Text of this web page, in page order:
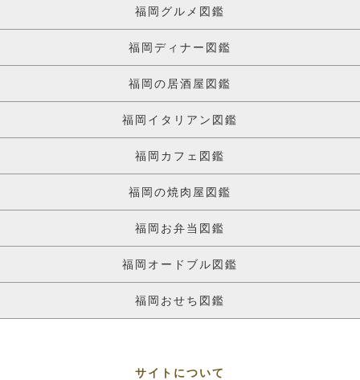
福岡グルメ図鑑
福岡ディナー図鑑
福岡の居酒屋図鑑
福岡イタリアン図鑑
福岡カフェ図鑑
福岡の焼肉屋図鑑
福岡お弁当図鑑
福岡オードブル図鑑
福岡おせち図鑑
サイトについて